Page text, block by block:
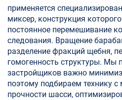
применяется
миксер, конструкция
постоянное перемешивание
следования. Вращение
разделение фракций щебня,
гомогенность структуры. Мы
застройщиков важно
поэтому подбираем технику
прочности шасси,